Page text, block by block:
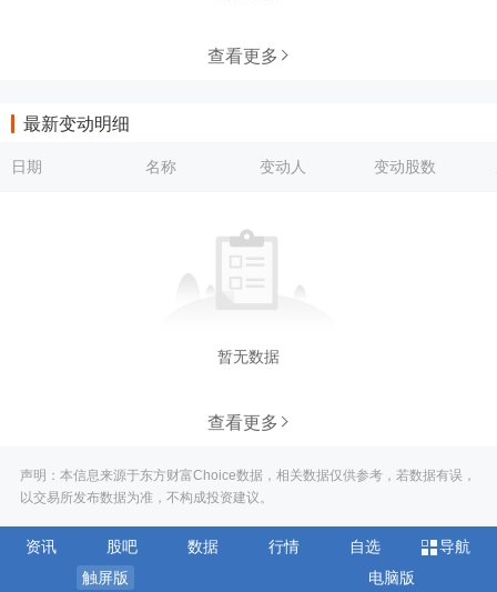
查看更多
最新变动明细
日期 名称 变动人 变动股数
暂无数据
查看更多
声明：本信息来源于东方财富Choice数据，相关数据仅供参考，若数据有误，
以交易所发布数据为准，不构成投资建议。
资讯 股吧 数据 行情 自选
导航
触屏版
电脑版